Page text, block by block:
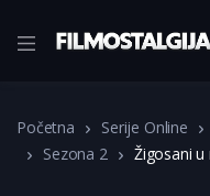
Početna Serije Online
Sezona 2
Žigosani u